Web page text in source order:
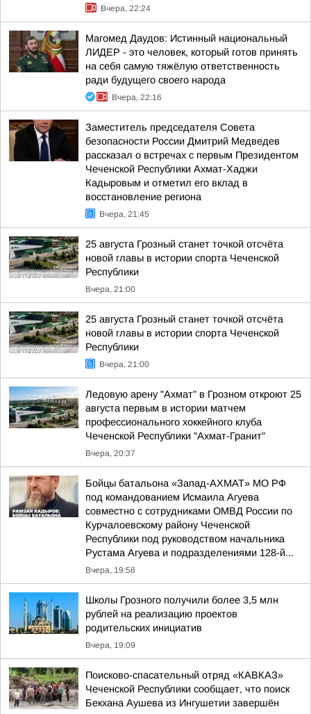
Вчера, 22:24
Магомед Даудов: Истинный национальный
ЛИДЕР - это человек, который готов принять
на себя самую тяжёлую ответственность
ради будущего своего народа
Вчера, 22:16
Заместитель председателя Совета
безопасности России Дмитрий Медведев
рассказал о встречах с первым Президентом
Чеченской Республики Ахмат-Хаджи
Кадыровым и отметил его вклад в
восстановление региона
Вчера, 21:45
25 августа Грозный станет точкой отсчёта
новой главы в истории спорта Чеченской
Республики
Вчера, 21:00
25 августа Грозный станет точкой отсчёта
новой главы в истории спорта Чеченской
Республики
Вчера, 21:00
Ледовую арену "Ахмат" в Грозном откроют 25
августа первым в истории матчем
профессионального хоккейного клуба
Чеченской Республики "Ахмат-Гранит"
Вчера, 20:37
Бойцы батальона «Запад-АХМАТ» МО РФ
под командованием Исмаила Агуева
совместно с сотрудниками ОМВД России по
Курчалоевскому району Чеченской
Республики под руководством начальника
Рустама Агуева и подразделениями 128-й...
Вчера, 19:58
Школы Грозного получили более 3,5 млн
рублей на реализацию проектов
родительских инициатив
Вчера, 19:09
Поисково-спасательный отряд «КАВКАЗ»
Чеченской Республики сообщает, что поиск
Бекхана Аушева из Ингушетии завершён